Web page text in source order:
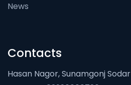
News
Contacts
Hasan Nagor, Sunamgonj Sodar